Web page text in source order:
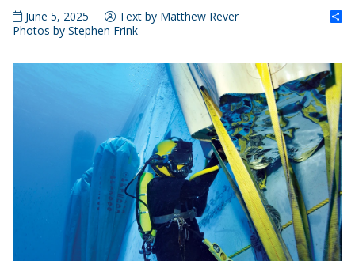
June 5, 2025
Text by Matthew Rever
Photos by Stephen Frink